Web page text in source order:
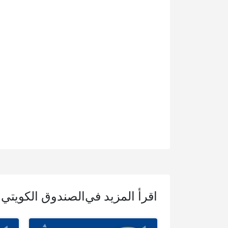
اقرأ المزيد في الصندوق الكويتي